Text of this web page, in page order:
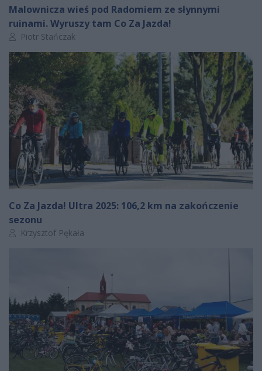
Malownicza wieś pod Radomiem ze słynnymi
ruinami. Wyruszy tam Co Za Jazda!
Autor artykułu:
Piotr Stańczak
Co Za Jazda! Ultra 2025: 106,2 km na zakończenie
sezonu
Autor artykułu:
Krzysztof Pękała